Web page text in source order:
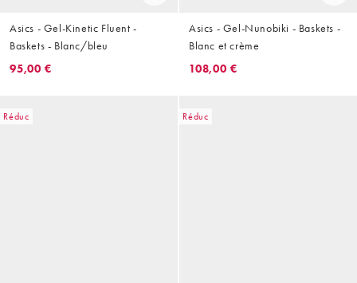
Asics - Gel-Kinetic Fluent -
Baskets - Blanc/bleu
95,00 €
Asics - Gel-Nunobiki - Baskets -
Blanc et crème
108,00 €
Réduc Réduc